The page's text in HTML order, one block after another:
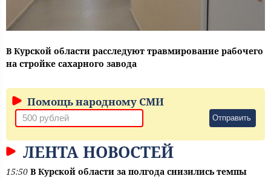
В Курской области расследуют травмирование рабочего
на стройке сахарного завода
Помощь народному СМИ
Отправить
ЛЕНТА НОВОСТЕЙ
15:50 В Курской области за полгода снизились темпы